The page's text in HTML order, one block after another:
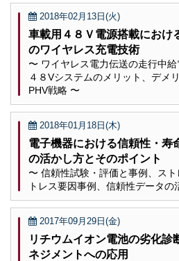
2018年02月13日(火)
車載用４８Ｖ電源搭載におけ
のワイヤレス充電技術
〜 ワイヤレス電力伝送の走行中
４８Vシステムのメリット、デメ
PHV戦略 〜
2018年01月18日(木)
電子機器における信頼性・寿
の活かし方とそのポイント
〜 信頼性試験・評価と事例、ス
トレス要因事例、信頼性データの
2017年09月29日(金)
リチウムイオン電池の劣化診
ネジメントへの応用